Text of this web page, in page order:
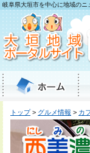
岐阜県大垣市を中心に地域の
トップ> グルメ情報 > カ